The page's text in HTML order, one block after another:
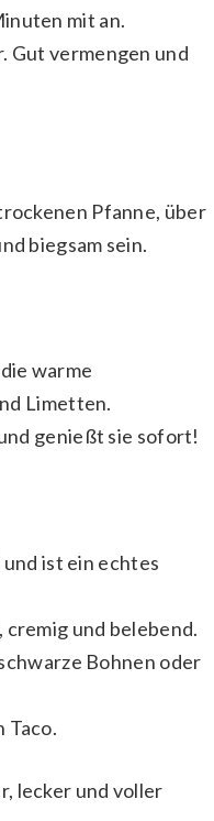
mit an.
Gut vermengen und
Pfanne, über
biegsam sein.
warme
Limetten.
genießt sie sofort!
und ist ein echtes
cremig und belebend.
Bohnen oder
Taco.
lecker und voller